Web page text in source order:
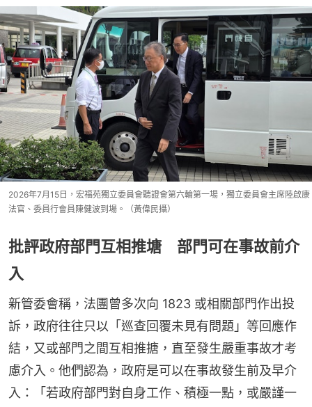
2026年7月15日，宏福苑獨立委員會聽證會第六輪第一場，獨立委員會主席陸啟康
法官、委員行會員陳健波到場。（黃偉民攝）
批評政府部門互相推塘 部門可在事故前介
入
新管委會稱，法團曾多次向 1823 或相關部⾨作出投
訴，政府往往只以「巡查回覆未⾒有問題」等回應作
結，又或部⾨之間互相推搪，直至發⽣嚴重事故才考
慮介入。他們認為，政府是可以在事故發⽣前及早介
入：「若政府部⾨對⾃身⼯作、積極⼀點，或嚴謹⼀